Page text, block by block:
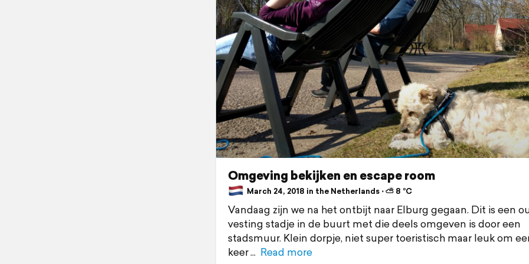
Omgeving bekijken en escape room
March 24, 2018 in the Netherlands ⋅ ⛅ 8 °C
Vandaag zijn we na het ontbijt naar Elburg gegaan. Dit is een
vesting stadje in de buurt met die deels omgeven is door een
stadsmuur. Klein dorpje, niet super toeristisch maar leuk om
keer
Read more